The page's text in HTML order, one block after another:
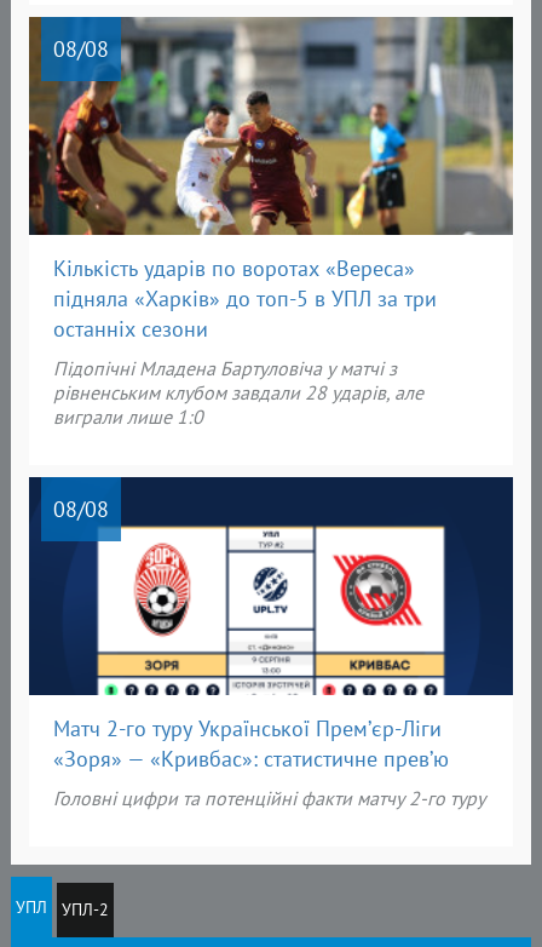
08/08
Кількість ударів по воротах «Вереса»
підняла «Харків» до топ-5 в УПЛ за три
останніх сезони
Підопічні Младена Бартуловіча у матчі з
рівненським клубом завдали 28 ударів, але
виграли лише 1:0
08/08
Матч 2-го туру Української Прем’єр-Ліги
«Зоря» — «Кривбас»: статистичне прев’ю
Головні цифри та потенційні факти матчу 2-го туру
УПЛ УПЛ-2